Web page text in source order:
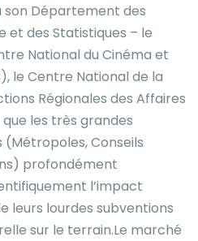
Département des
et des Statistiques – le
National du Cinéma et
le Centre National de la
Régionales des Affaires
les très grandes
Conseils
profondément
l’impact
leurs lourdes subventions
sur le terrain.Le marché